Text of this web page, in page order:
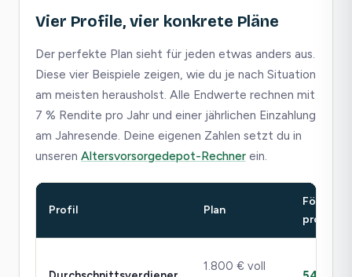
Vier Profile, vier konkrete Pläne
Der perfekte Plan sieht für jeden etwas anders aus.
Diese vier Beispiele zeigen, wie du je nach Situation
am meisten herausholst. Alle Endwerte rechnen mit
7 % Rendite pro Jahr und einer jährlichen Einzahlung
am Jahresende. Deine eigenen Zahlen setzt du in
unseren Altersvorsorgedepot-Rechner ein.
Profil Plan
pro Jahr
1.800 € voll